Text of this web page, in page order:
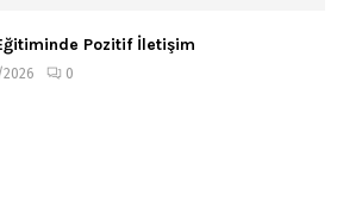
Pozitif İletişim
0